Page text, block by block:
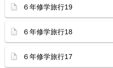
６年修学旅行19
６年修学旅行18
６年修学旅行17